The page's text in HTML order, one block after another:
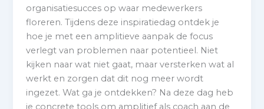
organisatiesucces op waar medewerkers
floreren. Tijdens deze inspiratiedag ontdek je
hoe je met een amplitieve aanpak de focus
verlegt van problemen naar potentieel. Niet
kijken naar wat niet gaat, maar versterken wat al
werkt en zorgen dat dit nog meer wordt
ingezet. Wat ga je ontdekken? Na deze dag heb
je concrete tools om amplitief als coach aan de